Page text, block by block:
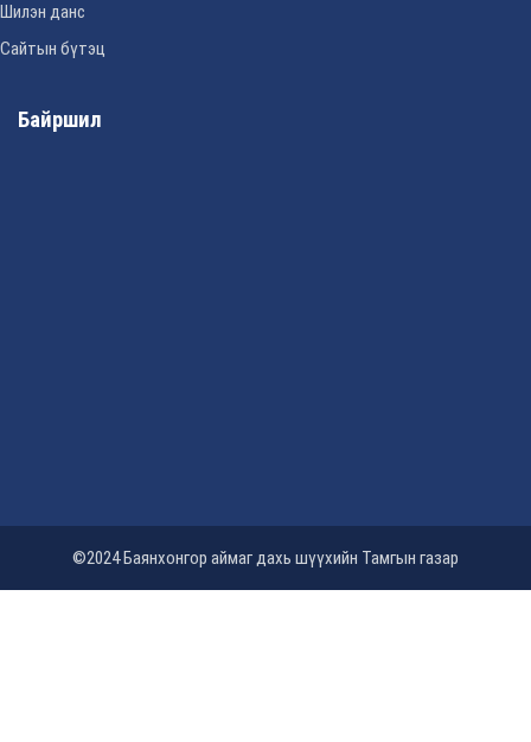
Шилэн данс
Сайтын бүтэц
Байршил
©2024 Баянхонгор аймаг дахь шүүхийн Тамгын газар